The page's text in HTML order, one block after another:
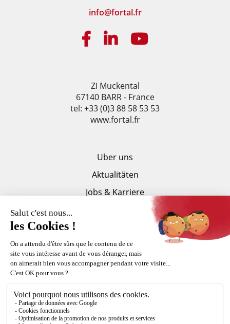
info@fortal.fr
ZI Muckental
67140 BARR - France
tel: +33 (0)3 88 58 53 53
www.fortal.fr
Uber uns
Aktualitäten
Jobs & Karriere
Presseseite
Copyright Fortal © 2015-2026